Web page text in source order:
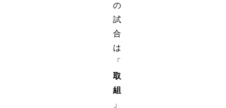
の
試
合
は
「
取
組
」